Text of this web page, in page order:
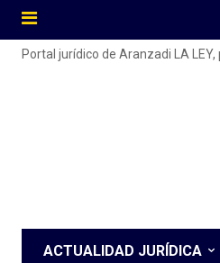
Portal jurídico de Aranzadi LA
ACTUALIDAD JURÍDICA